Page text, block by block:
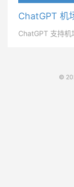
ChatGPT 机
ChatGPT 支持机
©